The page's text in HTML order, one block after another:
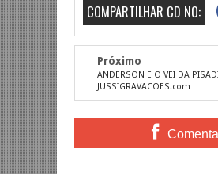
COMPARTILHAR CD NO:
Próximo
ANDERSON E O VEI DA
JUSSIGRAVACOES.com